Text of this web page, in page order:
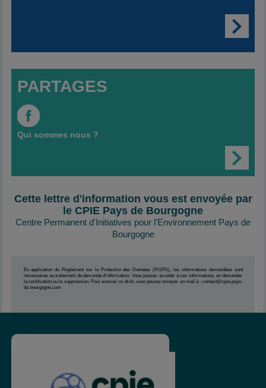
PARTAGES
Qui sommes nous ?
Cette lettre d'information vous est envoyée par
le CPIE Pays de Bourgogne
Centre Permanent d'Initiatives pour l'Environnement Pays de
Bourgogne
En application du Règlement sur la Protection des Données (RGPD), les informations demandées sont
nécessaires au traitement de demande d'information. Vous pouvez accéder à ces informations, en demander
la rectification ou la suppression. Pour exercer ce droit, vous pouvez envoyer un mail à : contact@cpie-pays-
de-bourgogne.com